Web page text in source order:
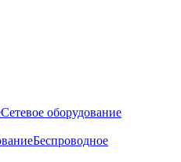
Сетевое оборудование
Беспроводное